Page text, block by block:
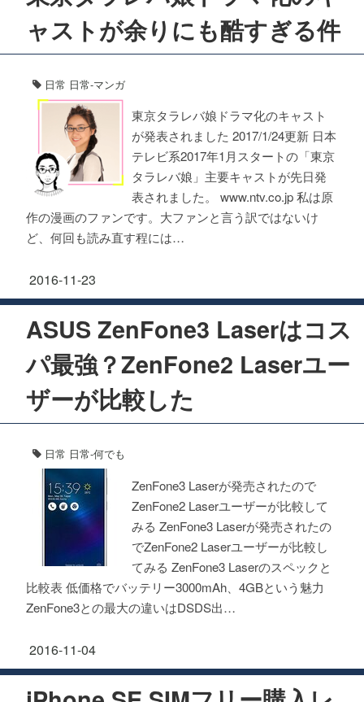
ャストが余りにも酷すぎる件
日常 日常-マンガ
東京タラレバ娘ドラマ化のキャスト
が発表されました 2017/1/24更新 日本
テレビ系2017年1月スタートの「東京
タラレバ娘」主要キャストが先日発
表されました。 www.ntv.co.jp 私は原
作の漫画のファンです。大ファンと言う訳ではないけ
ど、何回も読み直す程には…
2016-11-23
ASUS ZenFone3 Laserはコス
パ最強？ZenFone2 Laserユー
ザーが比較した
日常 日常-何でも
ZenFone3 Laserが発売されたので
ZenFone2 Laserユーザーが比較して
みる ZenFone3 Laserが発売されたの
でZenFone2 Laserユーザーが比較し
てみる ZenFone3 Laserのスペックと
比較表 低価格でバッテリー3000mAh、4GBという魅力
ZenFone3との最大の違いはDSDS出…
2016-11-04